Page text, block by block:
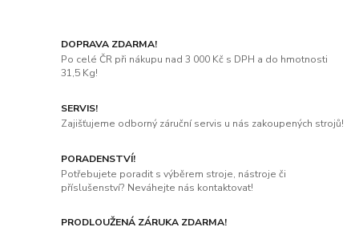
DOPRAVA ZDARMA!
Po celé ČR při nákupu nad 3 000 Kč s DPH a do hmotnosti
31,5 Kg!
SERVIS!
Zajišťujeme odborný záruční servis u nás zakoupených strojů!
PORADENSTVÍ!
Potřebujete poradit s výběrem stroje, nástroje či
příslušenství? Neváhejte nás kontaktovat!
PRODLOUŽENÁ ZÁRUKA ZDARMA!